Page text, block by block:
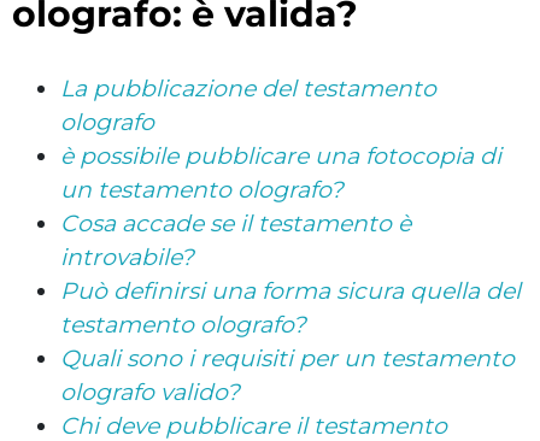
olografo: è valida?
La pubblicazione del testamento
olografo
è possibile pubblicare una fotocopia di
un testamento olografo?
Cosa accade se il testamento è
introvabile?
Può definirsi una forma sicura quella del
testamento olografo?
Quali sono i requisiti per un testamento
olografo valido?
Chi deve pubblicare il testamento